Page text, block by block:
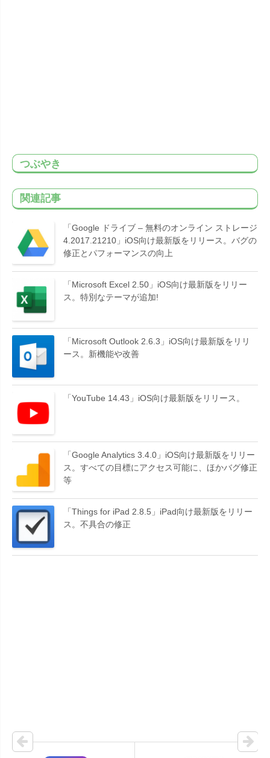
つぶやき
関連記事
「Google ドライブ – 無料のオンライン ストレージ
4.2017.21210」iOS向け最新版をリリース。バグの
修正とパフォーマンスの向上
「Microsoft Excel 2.50」iOS向け最新版をリリー
ス。特別なテーマが追加!
「Microsoft Outlook 2.6.3」iOS向け最新版をリリ
ース。新機能や改善
「YouTube 14.43」iOS向け最新版をリリース。
「Google Analytics 3.4.0」iOS向け最新版をリリー
ス。すべての目標にアクセス可能に、ほかバグ修正
等
「Things for iPad 2.8.5」iPad向け最新版をリリー
ス。不具合の修正